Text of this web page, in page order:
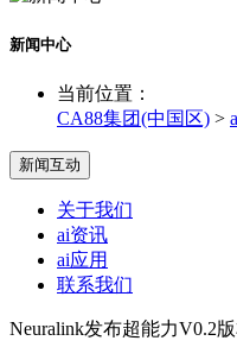
新闻中心
当前位置：
CA88集团(中国区) >
新闻互动
关于我们
ai资讯
ai应用
联系我们
Neuralink发布超能力V0.2